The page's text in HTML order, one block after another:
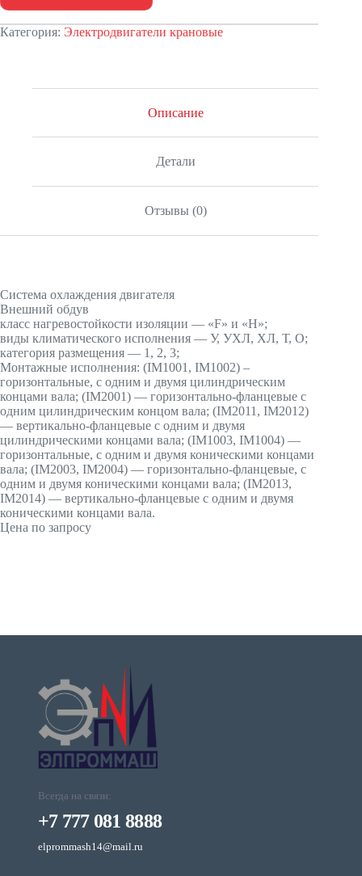
Категория: Электродвигатели крановые
Описание
Детали
Отзывы (0)
Система охлаждения двигателя
Внешний обдув
класс нагревостойкости изоляции — «F» и «H»;
виды климатического исполнения — У, УХЛ, ХЛ, Т, О;
категория размещения — 1, 2, 3;
Монтажные исполнения: (IМ1001, IМ1002) –
горизонтальные, с одним и двумя цилиндрическим
концами вала; (IМ2001) — горизонтально-фланцевые с
одним цилиндрическим концом вала; (IМ2011, IМ2012)
— вертикально-фланцевые с одним и двумя
цилиндрическими концами вала; (IМ1003, IМ1004) —
горизонтальные, с одним и двумя коническими концами
вала; (IМ2003, IМ2004) — горизонтально-фланцевые, с
одним и двумя коническими концами вала; (IМ2013,
IМ2014) — вертикально-фланцевые с одним и двумя
коническими концами вала.
Цена по запросу
Всегда на связи:
+7 777 081 8888
elprommash14@mail.ru